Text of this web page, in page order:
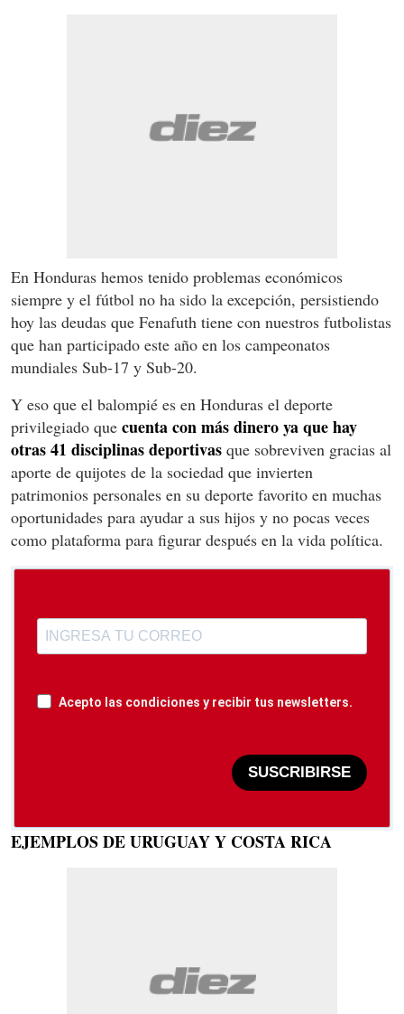
En Honduras hemos tenido problemas económicos
siempre y el fútbol no ha sido la excepción, persistiendo
hoy las deudas que Fenafuth tiene con nuestros futbolistas
que han participado este año en los campeonatos
mundiales Sub-17 y Sub-20.
Y eso que el balompié es en Honduras el deporte
privilegiado que cuenta con más dinero ya que hay
otras 41 disciplinas deportivas que sobreviven gracias al
aporte de quijotes de la sociedad que invierten
patrimonios personales en su deporte favorito en muchas
oportunidades para ayudar a sus hijos y no pocas veces
como plataforma para figurar después en la vida política.
Acepto las condiciones y recibir tus newsletters.
SUSCRIBIRSE
EJEMPLOS DE URUGUAY Y COSTA RICA